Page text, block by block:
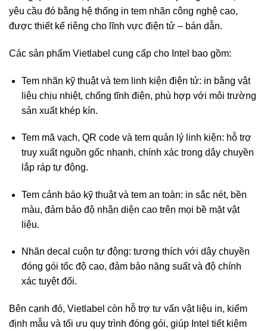
yêu cầu đó bằng hệ thống in tem nhãn công nghệ cao,
được thiết kế riêng cho lĩnh vực điện tử – bán dẫn.
Các sản phẩm Vietlabel cung cấp cho Intel bao gồm:
Tem nhãn kỹ thuật và tem linh kiện điện tử: in bằng vật
liệu chịu nhiệt, chống tĩnh điện, phù hợp với môi trường
sản xuất khép kín.
Tem mã vạch, QR code và tem quản lý linh kiện: hỗ trợ
truy xuất nguồn gốc nhanh, chính xác trong dây chuyền
lắp ráp tự động.
Tem cảnh báo kỹ thuật và tem an toàn: in sắc nét, bền
màu, đảm bảo độ nhận diện cao trên mọi bề mặt vật
liệu.
Nhãn decal cuộn tự động: tương thích với dây chuyền
đóng gói tốc độ cao, đảm bảo năng suất và độ chính
xác tuyệt đối.
Bên cạnh đó, Vietlabel còn hỗ trợ tư vấn vật liệu in, kiểm
định mẫu và tối ưu quy trình đóng gói, giúp Intel tiết kiệm